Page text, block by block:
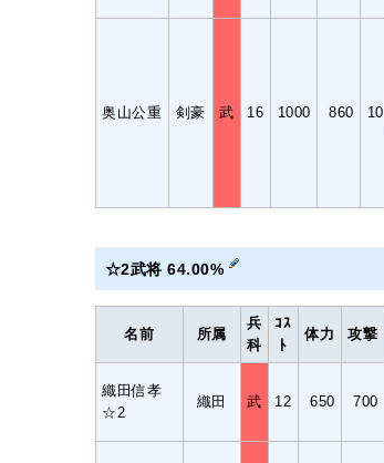
奥山公重 剣豪 武 16 1000 860 10
☆2武将 64.00%
名前 所属
兵
科
ｺｽ
ﾄ
体力 攻撃
織田信孝
☆2
織田 武 12 650 700